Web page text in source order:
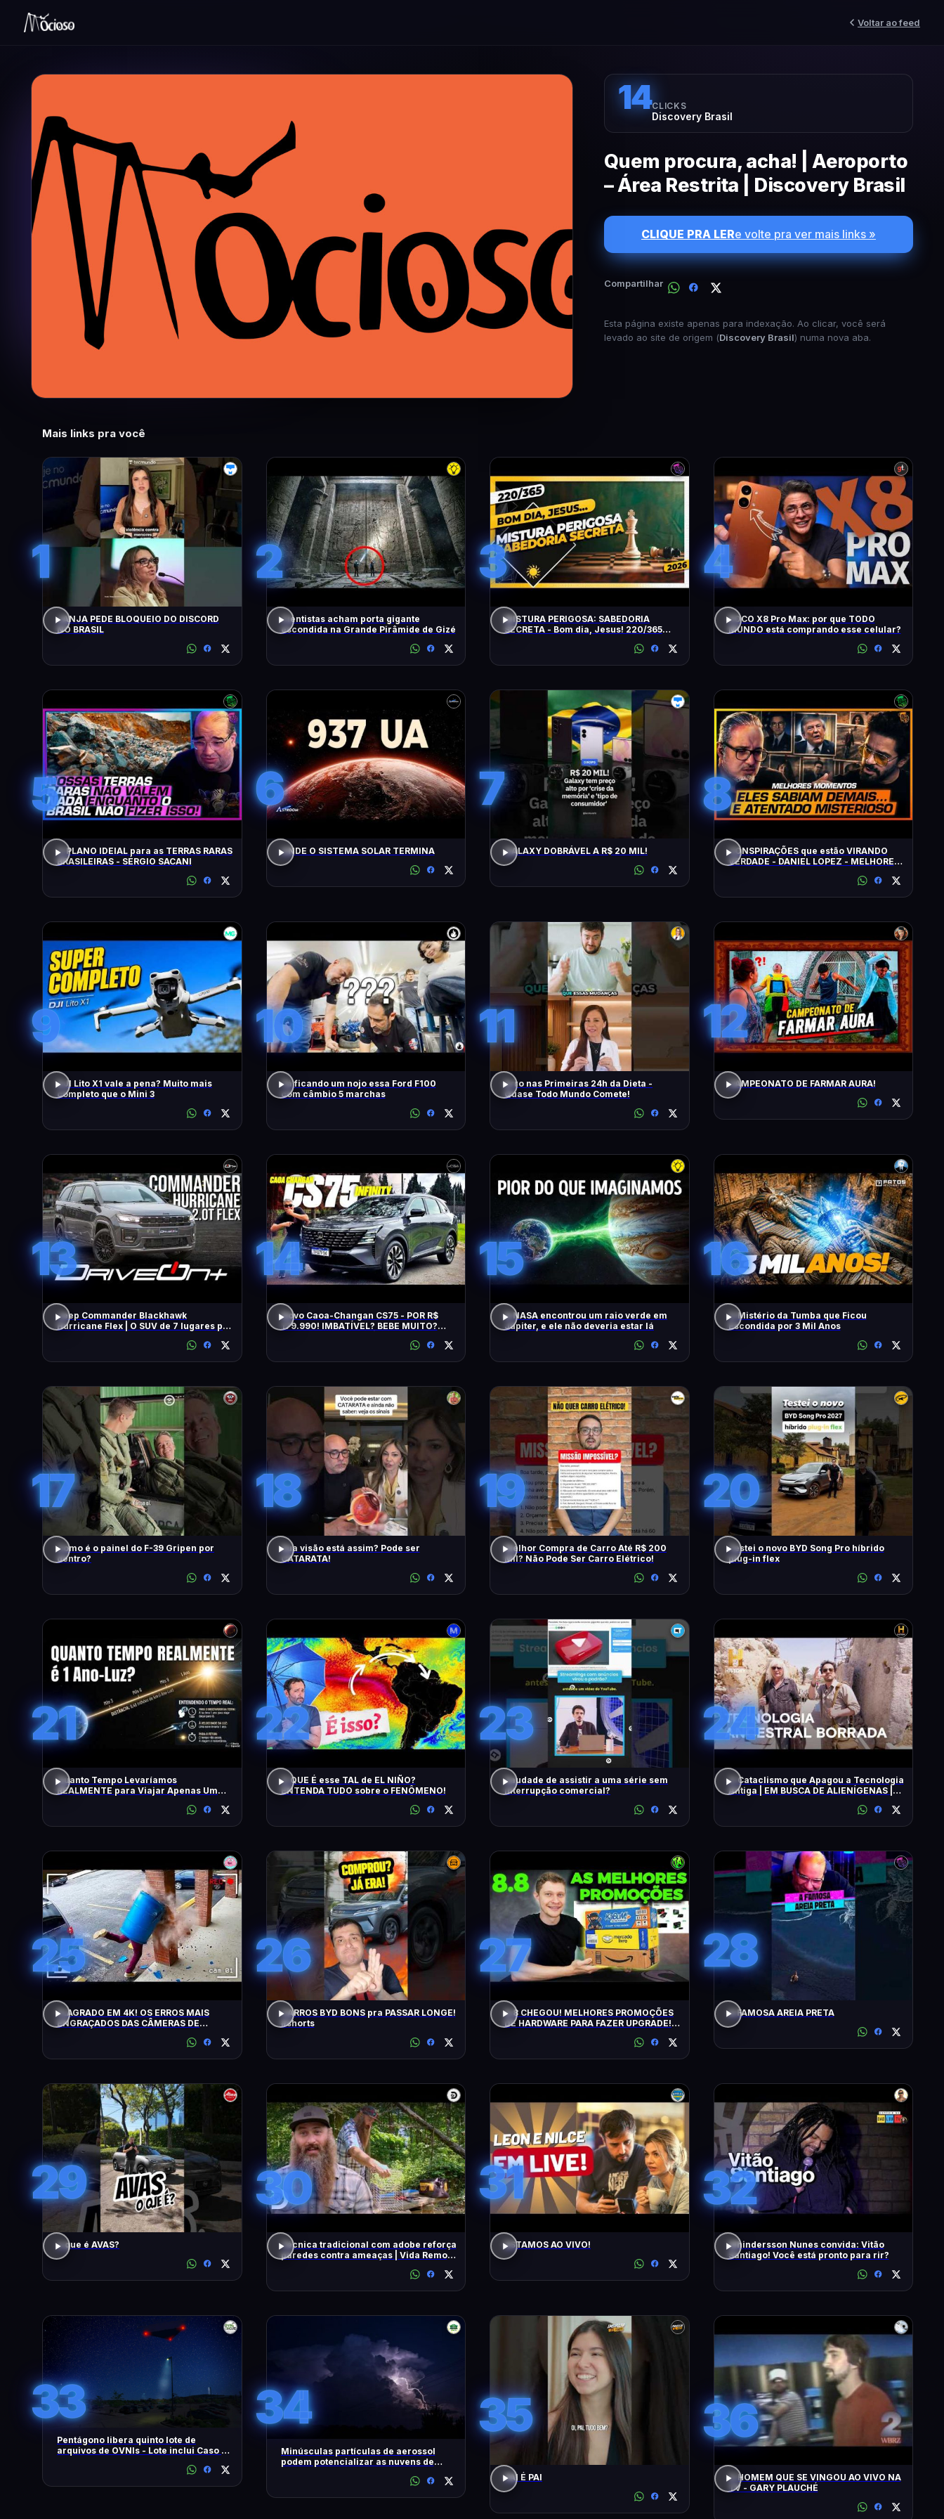
Voltar ao feed
14CLICKS
Discovery Brasil
Quem procura, acha! | Aeroporto
– Área Restrita | Discovery Brasil
CLIQUE PRA LERe volte pra ver mais links »
Compartilhar
Esta página existe apenas para indexação. Ao clicar, você será
levado ao site de origem (Discovery Brasil) numa nova aba.
Mais links pra você
1
JANJA PEDE BLOQUEIO DO DISCORD
NO BRASIL
2
Cientistas acham porta gigante
escondida na Grande Pirâmide de Gizé
3
MISTURA PERIGOSA: SABEDORIA
SECRETA - Bom dia, Jesus! 220/365
4
POCO X8 Pro Max: por que TODO
MUNDO está comprando esse celular?
5
O PLANO IDEIAL para as TERRAS RARAS
BRASILEIRAS - SÉRGIO SACANI
6
ONDE O SISTEMA SOLAR TERMINA
7
GALAXY DOBRÁVEL A R$ 20 MIL!
8
CONSPIRAÇÕES que estão VIRANDO
VERDADE - DANIEL LOPEZ - MELHORES
9
DJI Lito X1 vale a pena? Muito mais
completo que o Mini 3
10
Tá ficando um nojo essa Ford F100
com câmbio 5 marchas
11
Erro nas Primeiras 24h da Dieta -
Quase Todo Mundo Comete!
12
CAMPEONATO DE FARMAR AURA!
13
Jeep Commander Blackhawk
Hurricane Flex | O SUV de 7 lugares pra
14
Novo Caoa-Changan CS75 - POR R$
179.990! IMBATÍVEL? BEBE MUITO?
15
A NASA encontrou um raio verde em
Júpiter, e ele não deveria estar lá
16
O Mistério da Tumba que Ficou
Escondida por 3 Mil Anos
17
Como é o painel do F-39 Gripen por
dentro?
18
Sua visão está assim? Pode ser
CATARATA!
19
Melhor Compra de Carro Até R$ 200
Mil? Não Pode Ser Carro Elétrico!
20
Testei o novo BYD Song Pro híbrido
plug-in flex
21
Quanto Tempo Levaríamos
REALMENTE para Viajar Apenas Um
22
O QUE É esse TAL de EL NIÑO?
ENTENDA TUDO sobre o FENÔMENO!
23
Saudade de assistir a uma série sem
interrupção comercial?
24
O Cataclismo que Apagou a Tecnologia
Antiga | EM BUSCA DE ALIENÍGENAS |
25
FLAGRADO EM 4K! OS ERROS MAIS
ENGRAÇADOS DAS CÂMERAS DE
26
CARROS BYD BONS pra PASSAR LONGE!
#shorts
27
8.8 CHEGOU! MELHORES PROMOÇÕES
DE HARDWARE PARA FAZER UPGRADE!
28
A FAMOSA AREIA PRETA
29
o que é AVAS?
30
Técnica tradicional com adobe reforça
paredes contra ameaças | Vida Remota
31
ESTAMOS AO VIVO!
32
Whindersson Nunes convida: Vitão
Santiago! Você está pronto para rir?
33
Pentágono libera quinto lote de
arquivos de OVNIs - Lote inclui Caso no
34
Minúsculas partículas de aerossol
podem potencializar as nuvens de
35
PAI É PAI
36
O HOMEM QUE SE VINGOU AO VIVO NA
TV - GARY PLAUCHÉ